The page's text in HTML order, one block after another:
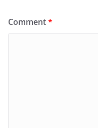
Comment*